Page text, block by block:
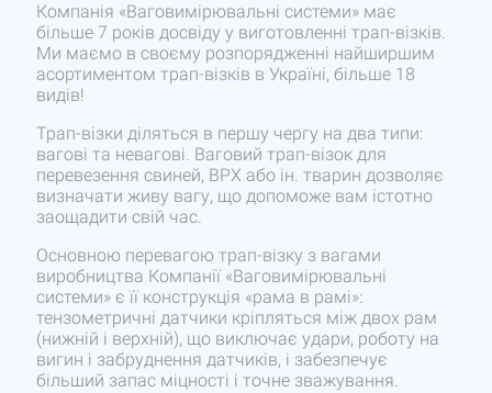
Компанія «Ваговимірювальні системи» має
більше 7 років досвіду у виготовленні трап-візків.
Ми маємо в своєму розпорядженні найширшим
асортиментом трап-візків в Україні, більше 18
видів!
Трап-візки діляться в першу чергу на два типи:
вагові та невагові. Ваговий трап-візок для
перевезення свиней, ВРХ або ін. тварин дозволяє
визначати живу вагу, що допоможе вам істотно
заощадити свій час.
Основною перевагою трап-візку з вагами
виробництва Компанії «Ваговимірювальні
системи» є її конструкція «рама в рамі»:
тензометричні датчики кріпляться між двох рам
(нижній і верхній), що виключає удари, роботу на
вигин і забруднення датчиків, і забезпечує
більший запас міцності і точне зважування.